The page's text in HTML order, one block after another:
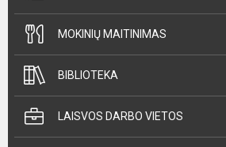
MOKINIŲ MAITINIMAS
BIBLIOTEKA
LAISVOS DARBO VIETOS